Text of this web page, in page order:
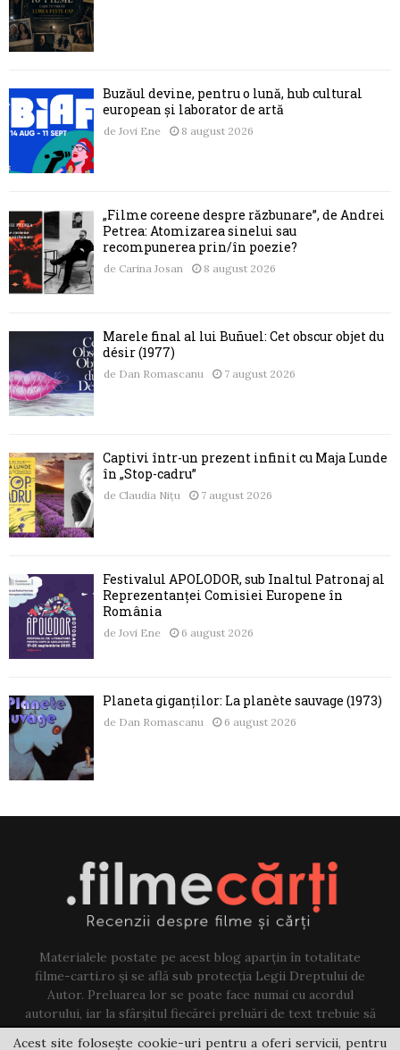
Buzăul devine, pentru o lună, hub cultural
european și laborator de artă
de Jovi Ene 8 august 2026
„Filme coreene despre răzbunare”, de Andrei
Petrea: Atomizarea sinelui sau
recompunerea prin/în poezie?
de Carina Josan 8 august 2026
Marele final al lui Buñuel: Cet obscur objet du
désir (1977)
de Dan Romascanu 7 august 2026
Captivi într-un prezent infinit cu Maja Lunde
în „Stop-cadru”
de Claudia Nițu 7 august 2026
Festivalul APOLODOR, sub Înaltul Patronaj al
Reprezentanței Comisiei Europene în
România
de Jovi Ene 6 august 2026
Planeta giganților: La planète sauvage (1973)
de Dan Romascanu 6 august 2026
Materialele postate pe acest blog aparțin în totalitate
filme-carti.ro și se află sub protecția Legii Dreptului de
Autor. Preluarea lor se poate face numai cu acordul
autorului, iar la sfârșitul fiecărei preluări de text trebuie să
existe un link către acest blog.
Acest site folosește cookie-uri pentru a oferi servicii, pentru